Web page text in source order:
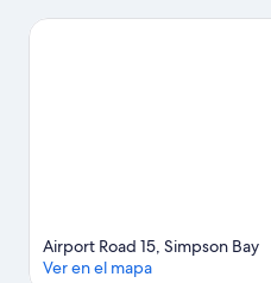
caminatas o ciclismo en senderos.
Airport Road 15, Simpson Bay
Ver en el mapa